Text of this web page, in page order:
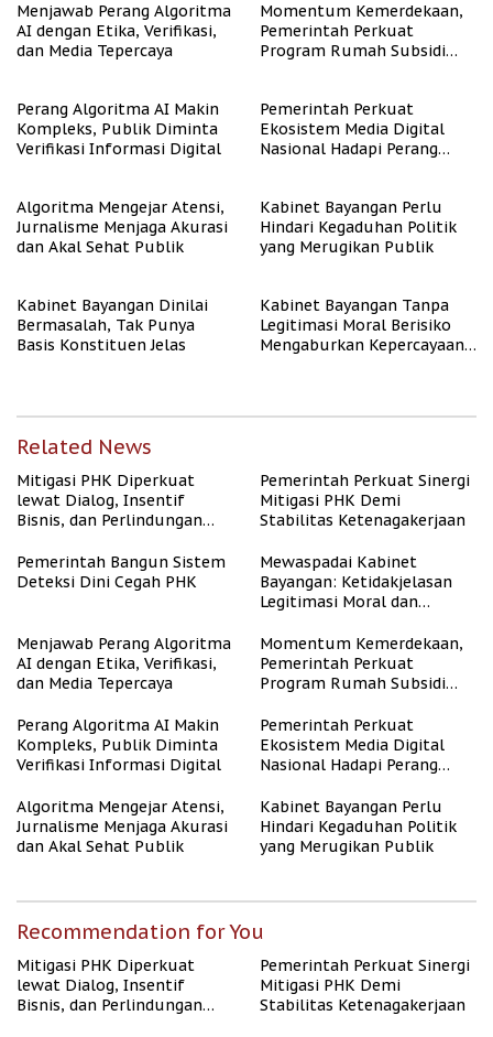
Menjawab Perang Algoritma
AI dengan Etika, Verifikasi,
dan Media Tepercaya
Momentum Kemerdekaan,
Pemerintah Perkuat
Program Rumah Subsidi
Perang Algoritma AI Makin
Kompleks, Publik Diminta
Verifikasi Informasi Digital
Pemerintah Perkuat
Ekosistem Media Digital
Nasional Hadapi Perang
Algoritma Mengejar Atensi,
Jurnalisme Menjaga Akurasi
dan Akal Sehat Publik
Kabinet Bayangan Perlu
Hindari Kegaduhan Politik
yang Merugikan Publik
Kabinet Bayangan Dinilai
Bermasalah, Tak Punya
Basis Konstituen Jelas
Kabinet Bayangan Tanpa
Legitimasi Moral Berisiko
Mengaburkan Kepercayaan
Related News
Mitigasi PHK Diperkuat
lewat Dialog, Insentif
Bisnis, dan Perlindungan
Pemerintah Perkuat Sinergi
Mitigasi PHK Demi
Stabilitas Ketenagakerjaan
Pemerintah Bangun Sistem
Deteksi Dini Cegah PHK
Mewaspadai Kabinet
Bayangan: Ketidakjelasan
Legitimasi Moral dan
Menjawab Perang Algoritma
AI dengan Etika, Verifikasi,
dan Media Tepercaya
Momentum Kemerdekaan,
Pemerintah Perkuat
Program Rumah Subsidi
Berpenghasilan Rendah
Perang Algoritma AI Makin
Kompleks, Publik Diminta
Verifikasi Informasi Digital
Pemerintah Perkuat
Ekosistem Media Digital
Nasional Hadapi Perang
Algoritma Mengejar Atensi,
Jurnalisme Menjaga Akurasi
dan Akal Sehat Publik
Kabinet Bayangan Perlu
Hindari Kegaduhan Politik
yang Merugikan Publik
Recommendation for You
Mitigasi PHK Diperkuat
lewat Dialog, Insentif
Bisnis, dan Perlindungan
Pemerintah Perkuat Sinergi
Mitigasi PHK Demi
Stabilitas Ketenagakerjaan